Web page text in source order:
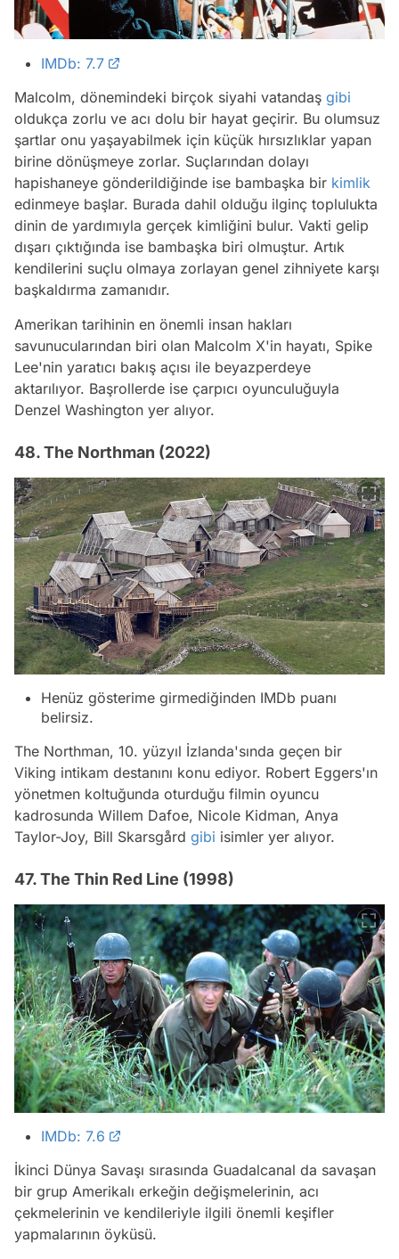
IMDb: 7.7
Malcolm, dönemindeki birçok siyahi vatandaş gibi
oldukça zorlu ve acı dolu bir hayat geçirir. Bu olumsuz
şartlar onu yaşayabilmek için küçük hırsızlıklar yapan
birine dönüşmeye zorlar. Suçlarından dolayı
hapishaneye gönderildiğinde ise bambaşka bir kimlik
edinmeye başlar. Burada dahil olduğu ilginç toplulukta
dinin de yardımıyla gerçek kimliğini bulur. Vakti gelip
dışarı çıktığında ise bambaşka biri olmuştur. Artık
kendilerini suçlu olmaya zorlayan genel zihniyete karşı
başkaldırma zamanıdır.
Amerikan tarihinin en önemli insan hakları
savunucularından biri olan Malcolm X'in hayatı, Spike
Lee'nin yaratıcı bakış açısı ile beyazperdeye
aktarılıyor. Başrollerde ise çarpıcı oyunculuğuyla
Denzel Washington yer alıyor.
48. The Northman (2022)
Henüz gösterime girmediğinden IMDb puanı
belirsiz.
The Northman, 10. yüzyıl İzlanda'sında geçen bir
Viking intikam destanını konu ediyor. Robert Eggers'ın
yönetmen koltuğunda oturduğu filmin oyuncu
kadrosunda Willem Dafoe, Nicole Kidman, Anya
Taylor-Joy, Bill Skarsgård gibi isimler yer alıyor.
47. The Thin Red Line (1998)
IMDb: 7.6
İkinci Dünya Savaşı sırasında Guadalcanal da savaşan
bir grup Amerikalı erkeğin değişmelerinin, acı
çekmelerinin ve kendileriyle ilgili önemli keşifler
yapmalarının öyküsü.